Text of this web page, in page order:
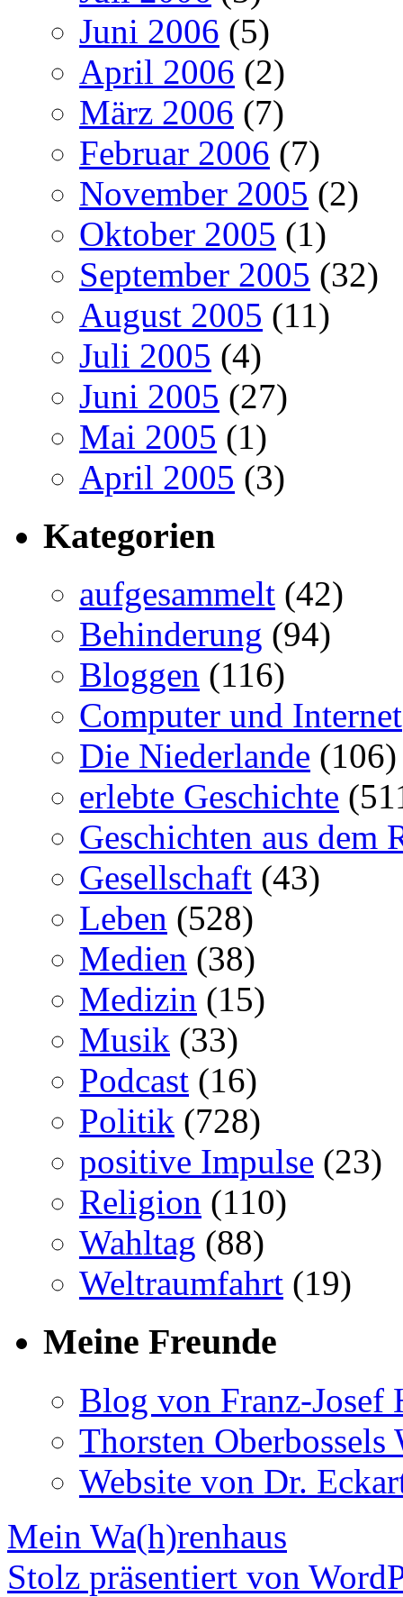
Juni 2006 (5)
April 2006 (2)
März 2006 (7)
Februar 2006 (7)
November 2005 (2)
Oktober 2005 (1)
September 2005 (32)
August 2005 (11)
Juli 2005 (4)
Juni 2005 (27)
Mai 2005 (1)
April 2005 (3)
Kategorien
aufgesammelt (42)
Behinderung (94)
Bloggen (116)
Computer und Internet
Die Niederlande (106)
erlebte Geschichte
Geschichten aus dem
Gesellschaft (43)
Leben (528)
Medien (38)
Medizin (15)
Musik (33)
Podcast (16)
Politik (728)
positive Impulse (23)
Religion (110)
Wahltag (88)
Weltraumfahrt (19)
Meine Freunde
Blog von Franz-Josef
Thorsten Oberbossels
Website von Dr.
Mein Wa(h)renhaus
Stolz präsentiert von